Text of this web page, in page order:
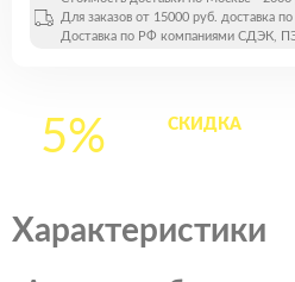
Для заказов от 15000 руб. доставка
Доставка по РФ компаниями СДЭК,
5% СКИДКАна все
Характеристики